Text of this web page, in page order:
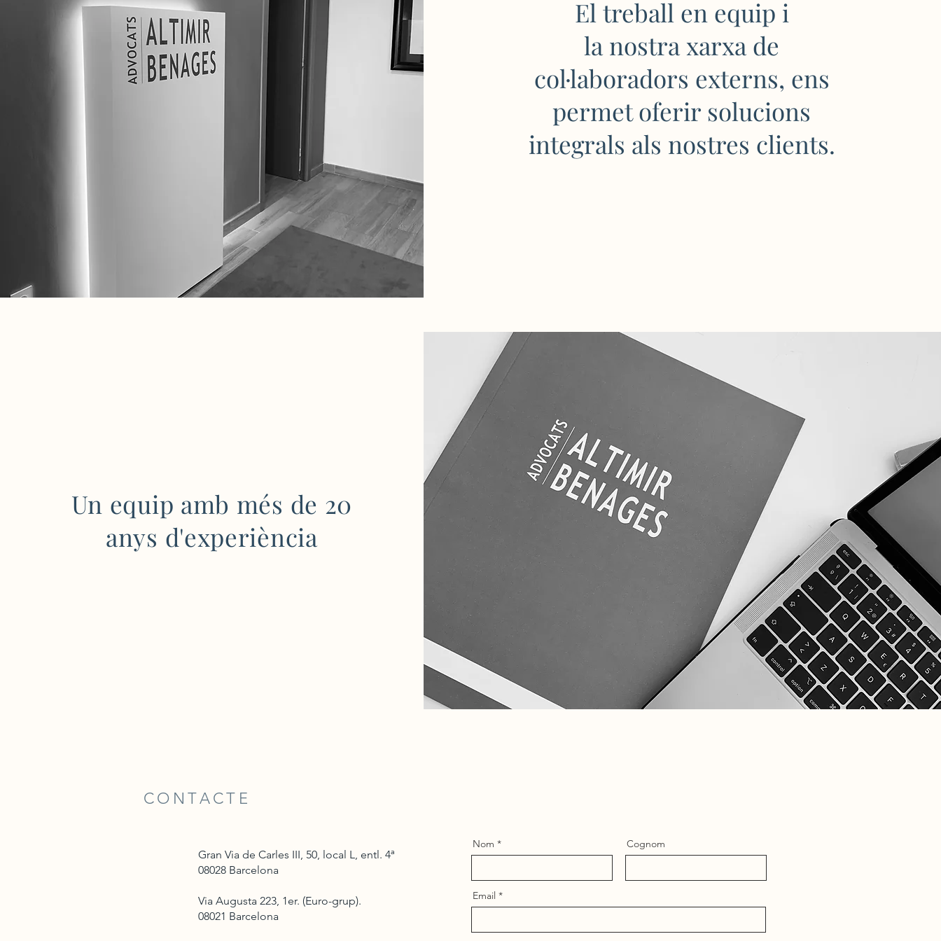
El treball en equip i
la nostra xarxa de
col·laboradors externs, ens
permet oferir solucions
integrals als nostres clients.
Un equip amb més de 20
anys d'experiència
CONTACTE
Gran Via de Carles III, 50, local L, entl. 4ª
08028 Barcelona
Via Augusta 223, 1er. (Euro-grup).
08021 Barcelona
Nom Cognom
Email